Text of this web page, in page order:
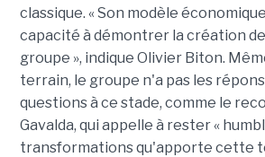
classique. « Son modèle
capacité à démontrer la création
groupe », indique Olivier Biton.
terrain, le groupe n'a pas les
questions à ce stade, comme le
Gavalda, qui appelle à rester «
transformations qu'apporte cette